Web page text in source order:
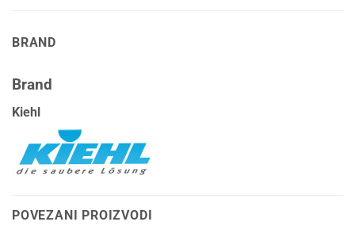
BRAND
Brand
Kiehl
POVEZANI PROIZVODI